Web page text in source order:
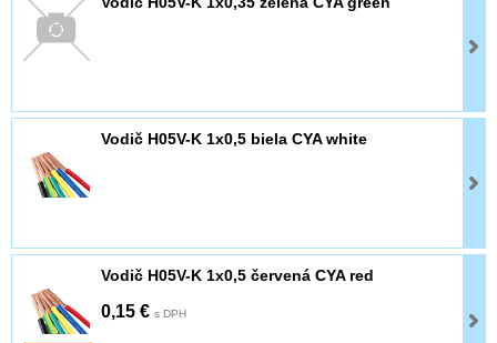
Vodič H05V-K 1x0,5 biela CYA white
Vodič H05V-K 1x0,5 červená CYA red
0,15 € s DPH